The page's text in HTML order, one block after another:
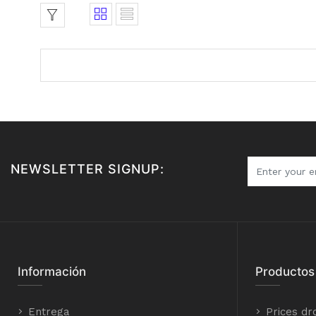
NEWSLETTER SIGNUP:
Información
Entrega
Productos
Prices